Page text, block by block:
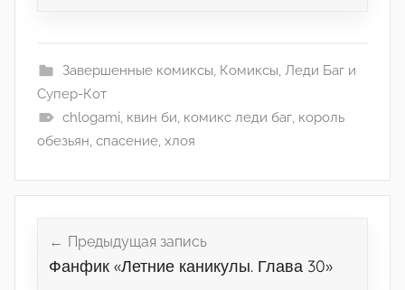
Завершенные комиксы, Комиксы, Леди Баг и
Супер-Кот
chlogami, квин би, комикс леди баг, король
обезьян, спасение, хлоя
записям
Предыдущая запись
Фанфик «Летние каникулы. Глава 30»